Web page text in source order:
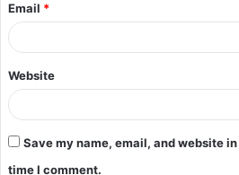
Email *
Website
Save my name, email, and website
time I comment.